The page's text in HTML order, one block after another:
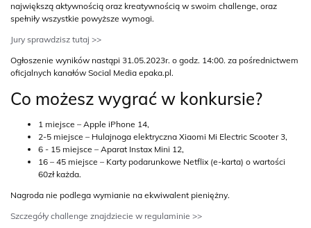
największą aktywnością oraz kreatywnością w swoim challenge, oraz
spełniły wszystkie powyższe wymogi.
Jury sprawdzisz tutaj >>
Ogłoszenie wyników nastąpi 31.05.2023r. o godz. 14:00. za pośrednictwem
oficjalnych kanałów Social Media epaka.pl.
Co możesz wygrać w konkursie?
1 miejsce – Apple iPhone 14,
2-5 miejsce – Hulajnoga elektryczna Xiaomi Mi Electric Scooter 3,
6 - 15 miejsce – Aparat Instax Mini 12,
16 – 45 miejsce – Karty podarunkowe Netflix (e-karta) o wartości
60zł każda.
Nagroda nie podlega wymianie na ekwiwalent pieniężny.
Szczegóły challenge znajdziecie w regulaminie >>